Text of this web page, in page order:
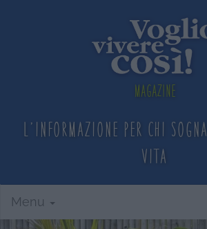
Magazine
L'informazione per chi sogna
vita
Menu